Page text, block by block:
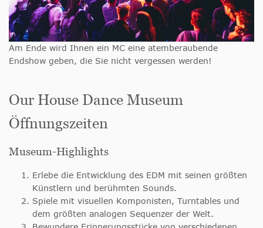
Am Ende wird Ihnen ein MC eine atemberaubende
Endshow geben, die Sie nicht vergessen werden!
Our House Dance Museum
Öffnungszeiten
Museum-Highlights
Erlebe die Entwicklung des EDM mit seinen größten
Künstlern und berühmten Sounds.
Spiele mit visuellen Komponisten, Turntables und
dem größten analogen Sequenzer der Welt.